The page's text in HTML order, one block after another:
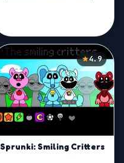
4.9
Sprunki: Smiling Critters